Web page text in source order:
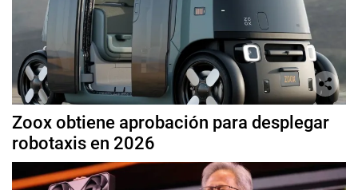
Zoox obtiene aprobación para desplegar
robotaxis en 2026